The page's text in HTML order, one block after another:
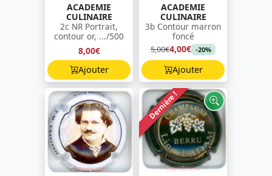
ACADEMIE
CULINAIRE
2c NR Portrait,
contour or, .../500
8,00€
Ajouter
ACADEMIE
CULINAIRE
3b Contour marron
foncé
5,00€4,00€ -20%
Ajouter
Dernière !